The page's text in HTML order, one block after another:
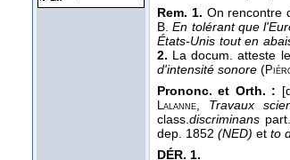
Rem. 1. On rencontre
B.En tolérant que
États-Unis tout en
2. La docum. atteste
d'intensité sonore (
Prononc. et Orth. :
Lalanne, Travaux
class.discriminans
dep. 1852 (NED) et to
DÉR. 1.